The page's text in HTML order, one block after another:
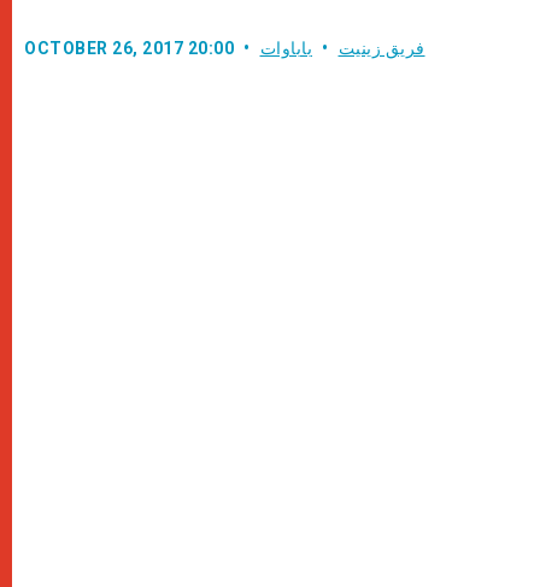
OCTOBER 26, 2017 20:00 فريق زينيت باباوات